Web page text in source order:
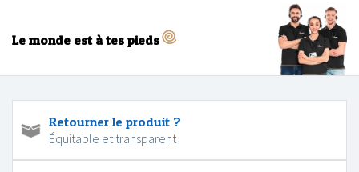
Le monde est à tes pieds
Retourner le produit ?
Équitable et transparent